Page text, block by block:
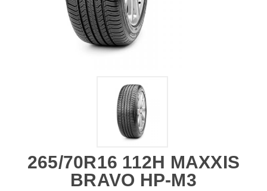
265/70R16 112H MAXXIS
BRAVO HP-M3